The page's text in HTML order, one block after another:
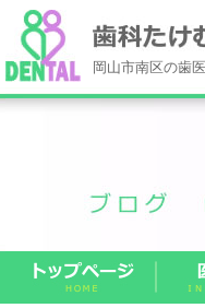
岡山市南区の歯